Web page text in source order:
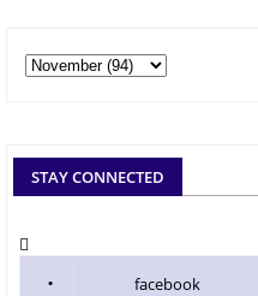
STAY CONNECTED
facebook